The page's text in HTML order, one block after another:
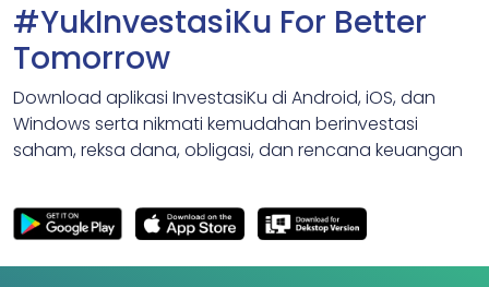
#YukInvestasiKu For Better
Tomorrow
Download aplikasi InvestasiKu di Android, iOS, dan
Windows serta nikmati kemudahan berinvestasi
saham, reksa dana, obligasi, dan rencana keuangan